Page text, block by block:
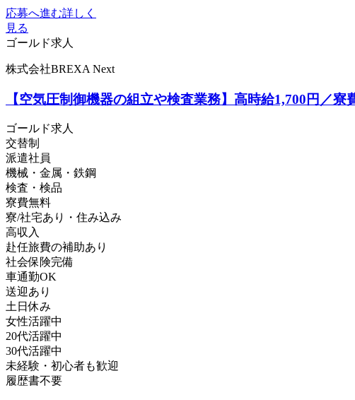
応募へ進む詳しく
見る
ゴールド求人
株式会社BREXA Next
【空気圧制御機器の組立や検査業務】高時給1,700円／
ゴールド求人
交替制
派遣社員
機械・金属・鉄鋼
検査・検品
寮費無料
寮/社宅あり・住み込み
高収入
赴任旅費の補助あり
社会保険完備
車通勤OK
送迎あり
土日休み
女性活躍中
20代活躍中
30代活躍中
未経験・初心者も歓迎
履歴書不要